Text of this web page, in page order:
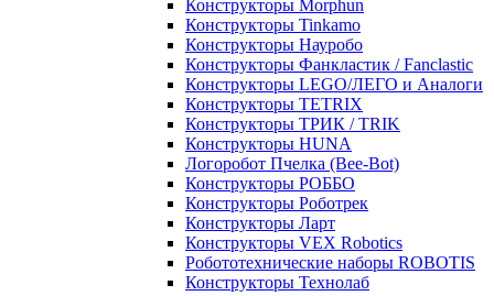
Конструкторы Morphun
Конструкторы Tinkamo
Конструкторы Науробо
Конструкторы Фанкластик / Fanclastic
Конструкторы LEGO/ЛЕГО и Аналоги
Конструкторы TETRIX
Конструкторы ТРИК / TRIK
Конструкторы HUNA
Логоробот Пчелка (Bee-Bot)
Конструкторы РОББО
Конструкторы Роботрек
Конструкторы Ларт
Конструкторы VEX Robotics
Робототехнические наборы ROBOTIS
Конструкторы Технолаб